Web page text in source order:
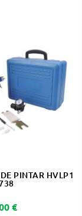
PINTAR HVLP1
€